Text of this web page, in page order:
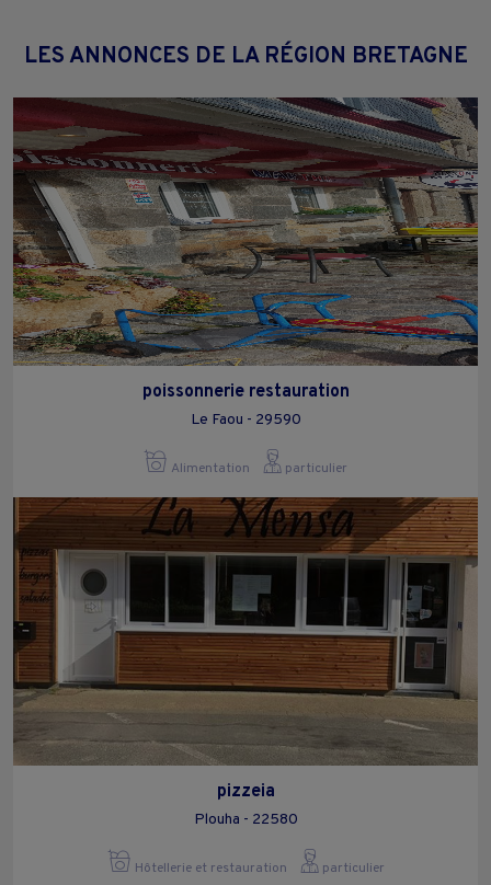
LES ANNONCES DE LA RÉGION BRETAGNE
poissonnerie restauration
Le Faou - 29590
Alimentation particulier
pizzeia
Plouha - 22580
Hôtellerie et restauration particulier